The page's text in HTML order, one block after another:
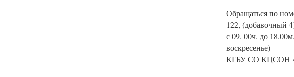
Обращаться по
122, (добавочный
с 09. 00ч. до
воскресенье)
КГБУ СО КЦСОН